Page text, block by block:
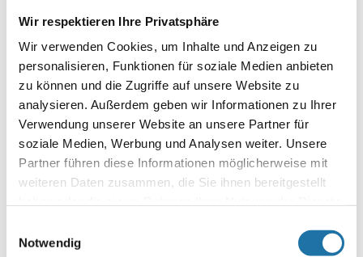
Wir respektieren Ihre Privatsphäre
Wir verwenden Cookies, um Inhalte und Anzeigen zu
personalisieren, Funktionen für soziale Medien anbieten
zu können und die Zugriffe auf unsere Website zu
analysieren. Außerdem geben wir Informationen zu Ihrer
Verwendung unserer Website an unsere Partner für
soziale Medien, Werbung und Analysen weiter. Unsere
Partner führen diese Informationen möglicherweise mit
weiteren Daten zusammen, die Sie ihnen bereitgestellt
unsererDatenschutzerklärung
Notwendig
Robert Sanglhuber
SCHREIBE EINEN KOMMENTAR
Deine E-Mail-Adresse wird nicht veröffentlicht. Erforderliche
Felder sind mit
markiert
Kommentar*